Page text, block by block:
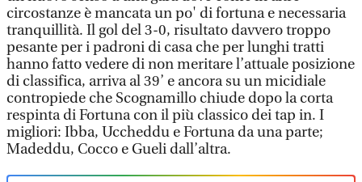
circostanze è mancata un po' di fortuna e necessaria
tranquillità. Il gol del 3-0, risultato davvero troppo
pesante per i padroni di casa che per lunghi tratti
hanno fatto vedere di non meritare l’attuale posizione
di classifica, arriva al 39’ e ancora su un micidiale
contropiede che Scognamillo chiude dopo la corta
respinta di Fortuna con il più classico dei tap in. I
migliori: Ibba, Uccheddu e Fortuna da una parte;
Madeddu, Cocco e Gueli dall’altra.